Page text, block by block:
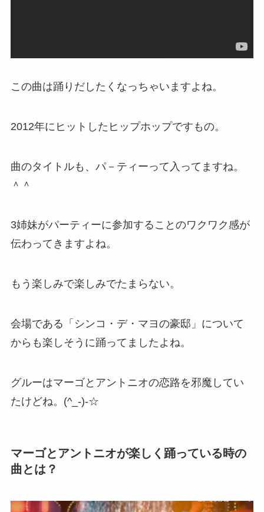
この曲は踊りだしたくなっちゃいますよね。
2012年にヒットしたヒップホップですもの。
曲のタイトルも、パ－ティーって入ってますね。
＾＾
3姉妹がパーティーに参加することのワクワク感が
伝わってきますよね。
もう楽しみで楽しみでたまらない。
会場である「シンコ・デ・マヨの豪邸」について
からも楽しそうに踊ってましたよね。
グルーはマーゴとアントニオの恋路を邪魔してい
たけどね。(^_-)-☆
マーゴとアントニオが楽しく踊っている時の
曲とは？